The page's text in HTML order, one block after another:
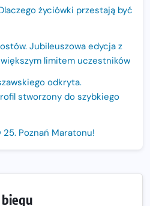
życiówki przestają być
Jubileuszowa edycja z
limitem uczestników
odkryta.
stworzony do szybkiego
25. Poznań Maratonu!